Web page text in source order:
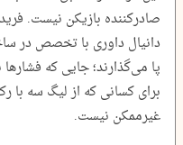
صادرکننده بازیکن نیست.
دانیال داوری با تخصص در
پا می‌گذارند؛ جایی که
برای کسانی که از لیگ سه با
غیرممکن نیست.